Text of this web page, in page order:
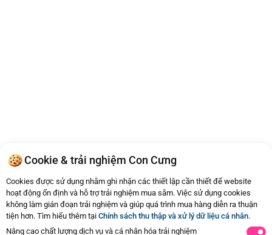
Cookie & trải nghiệm Con Cưng
Cookies được sử dụng nhằm ghi nhận các thiết lập cần thiết để website
hoạt động ổn định và hỗ trợ trải nghiệm mua sắm. Việc sử dụng cookies
không làm gián đoạn trải nghiệm và giúp quá trình mua hàng diễn ra thuận
tiện hơn. Tìm hiểu thêm tại Chính sách thu thập và xử lý dữ liệu cá nhân.
Nâng cao chất lượng dịch vụ và cá nhân hóa trải nghiệm